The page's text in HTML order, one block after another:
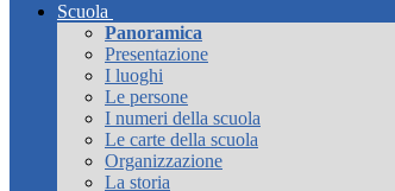
Scuola
Panoramica
Presentazione
I luoghi
Le persone
I numeri della scuola
Le carte della scuola
Organizzazione
La storia